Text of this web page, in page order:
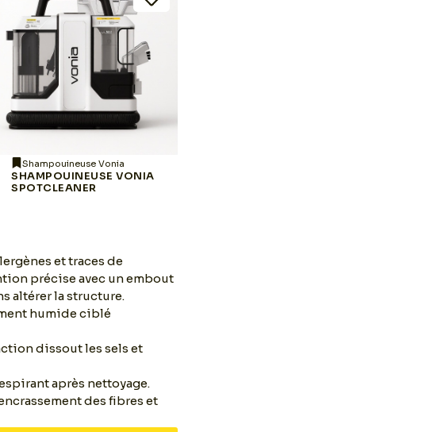
Shampouineuse Vonia
SHAMPOUINEUSE VONIA
SPOTCLEANER
et traces de
précise avec un embout
altérer la structure.
humide ciblé
dissout les sels et
après nettoyage.
des fibres et